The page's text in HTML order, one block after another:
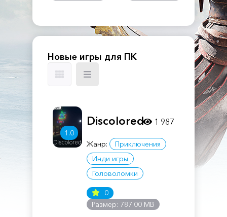
Новые игры для ПК
1.0
Discolored
Жанр:
Приключения
Инди игры
Головоломки
0
Размер: 787.00 MB
1 987